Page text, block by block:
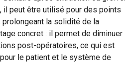
il peut être utilisé pour des points
la solidité de la
concret : il permet de diminuer
post-opératoires, ce qui est
le patient et le système de